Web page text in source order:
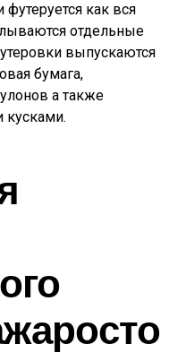
как вся
отдельные
выпускаются
бумага,
а также
кусками.